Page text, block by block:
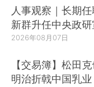
人事观察｜长期
新群升任中央政
2026年08月07日
【交易簿】松田
明治折戟中国乳业